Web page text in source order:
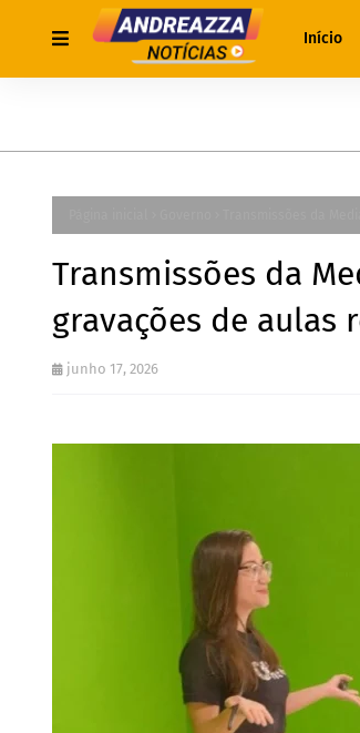
Início
Transmissões da
gravações de aulas
junho 17, 2026